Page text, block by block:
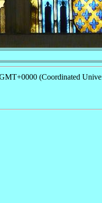
(Coordinated